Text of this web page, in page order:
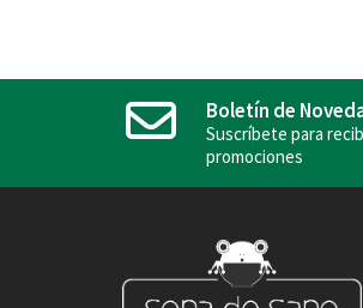
Boletín de
Suscríbete para
promociones